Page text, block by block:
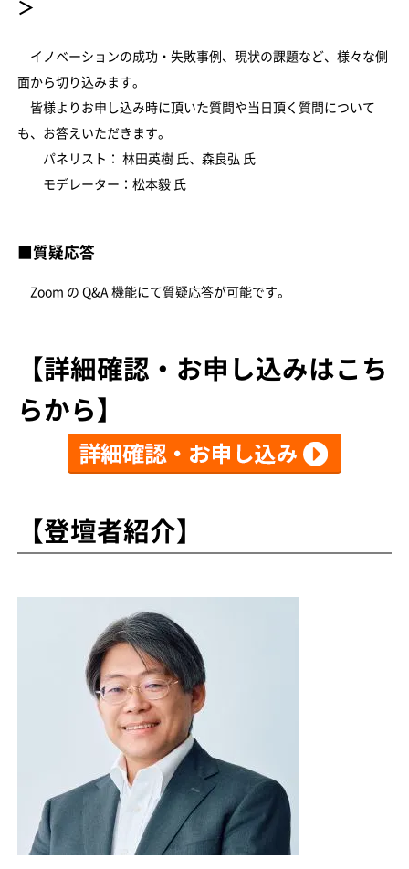
＞
イノベーションの成功・失敗事例、現状の課題など、様々な側
面から切り込みます。
皆様よりお申し込み時に頂いた質問や当日頂く質問について
も、お答えいただきます。
パネリスト： 林田英樹 氏、森良弘 氏
モデレーター：松本毅 氏
■質疑応答
Zoom の Q&A 機能にて質疑応答が可能です。
【詳細確認・お申し込みはこち
らから】
【登壇者紹介】